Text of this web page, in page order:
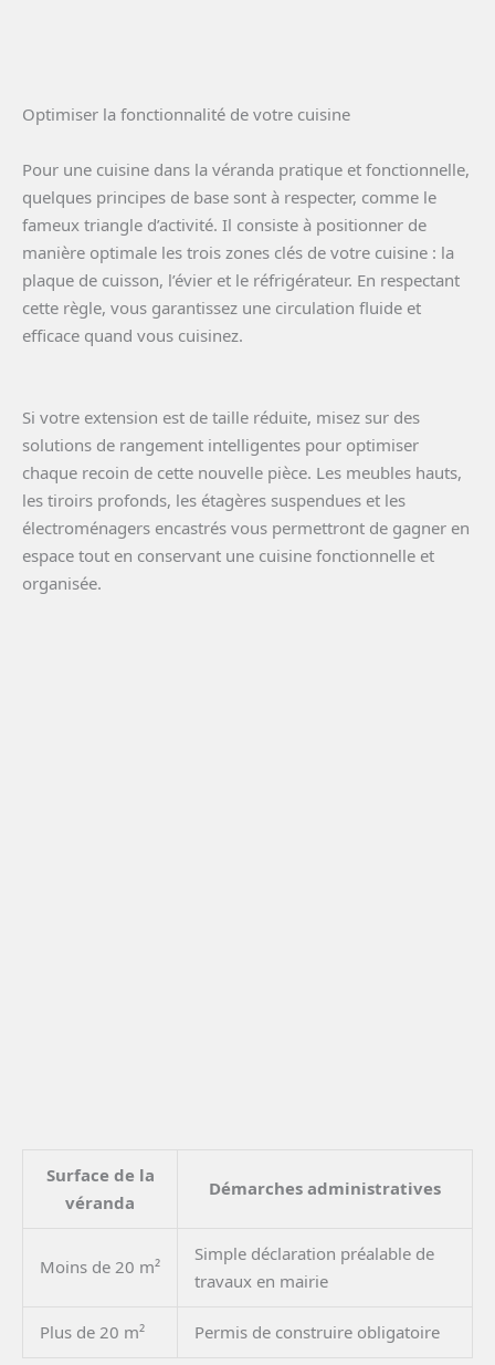
Optimiser la fonctionnalité de votre cuisine
Pour une cuisine dans la véranda pratique et fonctionnelle,
quelques principes de base sont à respecter, comme le
fameux triangle d’activité. Il consiste à positionner de
manière optimale les trois zones clés de votre cuisine : la
plaque de cuisson, l’évier et le réfrigérateur. En respectant
cette règle, vous garantissez une circulation fluide et
efficace quand vous cuisinez.
Si votre extension est de taille réduite, misez sur des
solutions de rangement intelligentes pour optimiser
chaque recoin de cette nouvelle pièce. Les meubles hauts,
les tiroirs profonds, les étagères suspendues et les
électroménagers encastrés vous permettront de gagner en
espace tout en conservant une cuisine fonctionnelle et
organisée.
Surface de la
véranda
Démarches administratives
Moins de 20 m²
Simple déclaration préalable de
travaux en mairie
Plus de 20 m² Permis de construire obligatoire